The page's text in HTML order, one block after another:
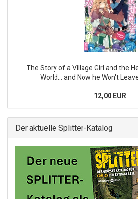
The Story of a Village Girl and the
World... and Now he Won't
12,00 EUR
Der aktuelle Splitter-Katalog